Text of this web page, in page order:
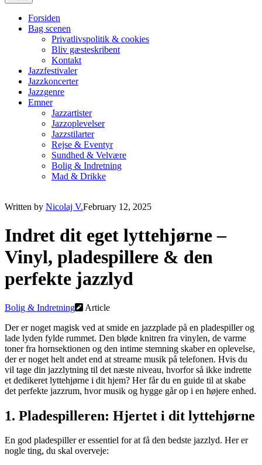
Forsiden
Bag scenen
Privatlivspolitik & cookies
Bliv gæsteskribent
Kontakt
Jazzfestivaler
Jazzkoncerter
Jazzgenre
Emner
Jazzartister
Jazzoplevelser
Jazzstilarter
Rejse & Eventyr
Sundhed & Velvære
Bolig & Indretning
Mad & Drikke
Written by Nicolaj V.February 12, 2025
Indret dit eget lyttehjørne –
Vinyl, pladespillere & den
perfekte jazzlyd
Bolig & Indretning
Article
Der er noget magisk ved at smide en jazzplade på en pladespiller og
lade lyden fylde rummet. Den bløde knitren fra vinylen, de varme
toner fra hornsektionen og den intime stemning skaber en oplevelse,
der er noget helt andet end at streame musik på telefonen. Hvis du
vil tage din jazzlytning til det næste niveau, hvorfor så ikke indrette
et dedikeret lyttehjørne i dit hjem? Her får du en guide til at skabe
det perfekte jazzrum, hvor musik og hygge går op i en højere enhed.
1. Pladespilleren: Hjertet i dit lyttehjørne
En god pladespiller er essentiel for at få den bedste jazzlyd. Her er
nogle ting, du skal overveje: